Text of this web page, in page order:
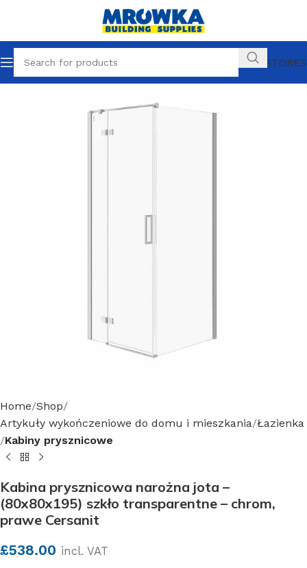
OUR STORES
Home Shop
Artykuły wykończeniowe do domu i mieszkania Łazienka
Kabiny prysznicowe
Kabina prysznicowa narożna jota –
(80x80x195) szkło transparentne – chrom,
prawe Cersanit
£538.00 incl. VAT